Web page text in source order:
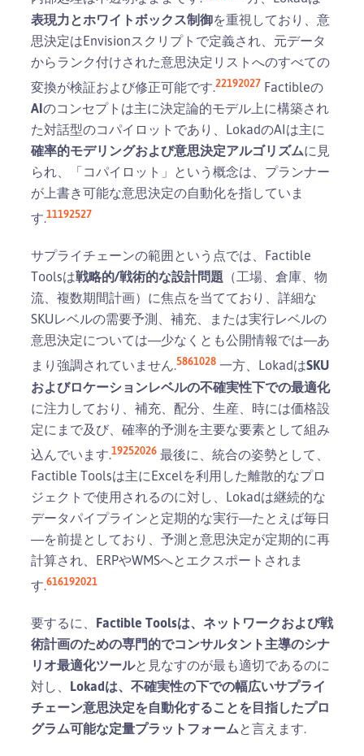
表現力とホワイトボックス制御を重視しており、意
思決定はEnvisionスクリプトで定義され、元データ
からランク付けされた意思決定リストへのすべての
変換が検証および修正可能です.22192027 Factibleの
AIのコンセプトは主に決定論的モデル上に構築され
た対話型のコパイロットであり、LokadのAIは主に
確率的モデリングおよび意思決定アルゴリズムに見
られ、「コパイロット」という概念は、プランナー
が上書き可能な意思決定の自動化を指していま
す.11192527
サプライチェーンの範囲という点では、Factible
Toolsは戦略的/戦術的な設計問題 （工場、倉庫、物
流、複数期間計画）に焦点を当てており、詳細な
SKUレベルの需要予測、補充、または実行レベルの
意思決定については―少なくとも公開情報では―あ
まり強調されていません.5861028 一方、LokadはSKU
およびロケーションレベルの不確実性下での最適化
に注力しており、補充、配分、生産、時には価格設
定にまで及び、確率的予測を主要な要素として組み
込んでいます.19252026 最後に、統合の姿勢として、
Factible Toolsは主にExcelを利用した離散的なプロ
ジェクトで使用されるのに対し、Lokadは継続的な
データパイプラインと定期的な実行―たとえば毎日
―を前提としており、予測と意思決定が定期的に再
計算され、ERPやWMSへとエクスポートされま
す.616192021
要するに、 Factible Toolsは、ネットワークおよび戦
術計画のための専門的でコンサルタント主導のシナ
リオ最適化ツールと見なすのが最も適切であるのに
対し、 Lokadは、不確実性の下での幅広いサプライ
チェーン意思決定を自動化することを目指したプロ
グラム可能な定量プラットフォームと言えます.